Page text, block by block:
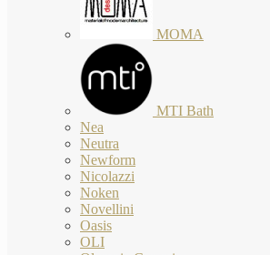
MOMA
MTI Bath
Nea
Neutra
Newform
Nicolazzi
Noken
Novellini
Oasis
OLI